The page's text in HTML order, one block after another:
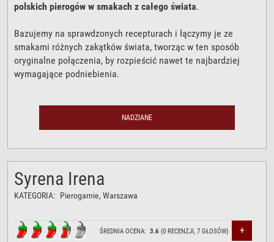
polskich pierogów w smakach z całego świata.
Bazujemy na sprawdzonych recepturach i łączymy je ze
smakami różnych zakątków świata, tworząc w ten sposób
oryginalne połączenia, by rozpieścić nawet te najbardziej
wymagające podniebienia.
NADZIANE
Syrena Irena
KATEGORIA: Pierogarnie, Warszawa
ŚREDNIA OCENA:3.6 (0 RECENZJI,7 GŁOSÓW) +